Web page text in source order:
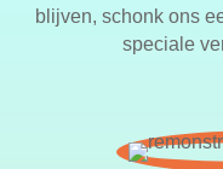
blijven, schonk ons
speciale